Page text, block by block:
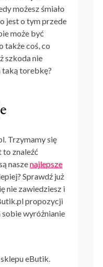
możesz śmiało
jest o tym przede
może być
także coś, co
szkoda nie
taką torebkę?
Trzymamy się
to znaleźć
naszenajlepsze
Sprawdź już
nie zawiedziesz i
propozycji
sobie wyróżnianie
eButik.